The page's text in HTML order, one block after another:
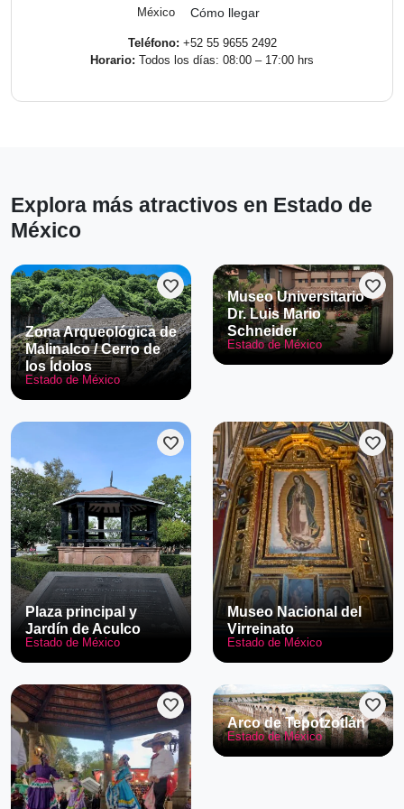
México Cómo llegar
Teléfono: +52 55 9655 2492
Horario: Todos los días: 08:00 – 17:00 hrs
Explora más atractivos en Estado de
México
favorite
Zona Arqueológica de
Malinalco / Cerro de
los Ídolos
Estado de México
favorite
Museo Universitario
Dr. Luis Mario
Schneider
Estado de México
favorite
Plaza principal y
Jardín de Aculco
Estado de México
favorite
Museo Nacional del
Virreinato
Estado de México
favorite favorite
Arco de Tepotzotlán
Estado de México